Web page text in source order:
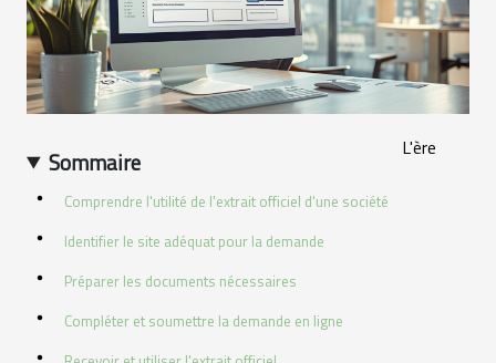
Sommaire
Comprendre l'utilité de l'extrait officiel d'une société
Identifier le site adéquat pour la demande
Préparer les documents nécessaires
Compléter et soumettre la demande en ligne
L'ère